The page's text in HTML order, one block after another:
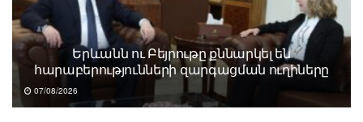
Երևանն ու Բեյրութը քննարկել են
հարաբերությունների զարգացման ուղիները
07/08/2026